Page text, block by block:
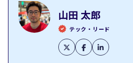
山田 太郎
テック・リード